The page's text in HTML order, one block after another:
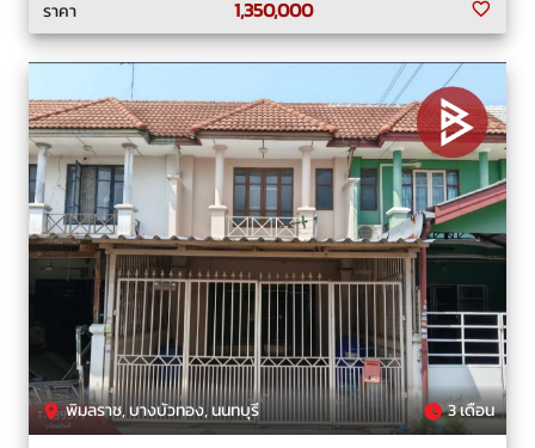
ราคา
1,350,000
พิมลราช, บางบัวทอง, นนทบุรี 3 เดือน